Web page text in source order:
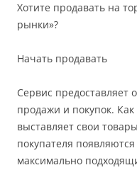
Хотите продавать на
рынки»?
Начать продавать
Сервис предоставляет
продажи и покупок.
выставляет свои
покупателя
максимально